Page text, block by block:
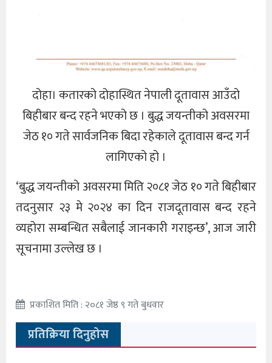
दोहा। कतारको दोहास्थित नेपाली दूतावास आउँदो
बिहीबार बन्द रहने भएको छ । बुद्ध जयन्तीको अवसरमा
जेठ १० गते सार्वजनिक बिदा रहेकाले दूतावास बन्द गर्न
लागिएको हो ।
‘बुद्ध जयन्तीको अवसरमा मिति २०८१ जेठ १० गते बिहीबार
तदनुसार २३ मे २०२४ का दिन राजदूतावास बन्द रहने
व्यहोरा सम्बन्धित सबैलाई जानकारी गराइन्छ’, आज जारी
सूचनामा उल्लेख छ ।
प्रकाशित मिति : २०८१ जेष्ठ ९ गते बुधवार
प्रतिक्रिया दिनुहोस